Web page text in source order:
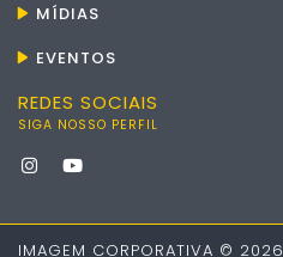
MÍDIAS
EVENTOS
REDES SOCIAIS
SIGA NOSSO PERFIL
IMAGEM CORPORATIVA © 2026